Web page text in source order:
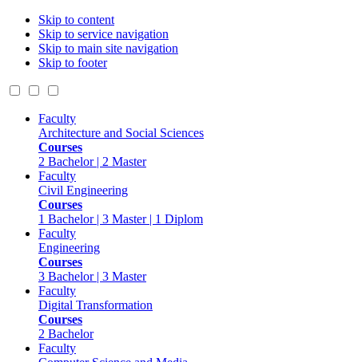
Skip to content
Skip to service navigation
Skip to main site navigation
Skip to footer
Faculty
Architecture and Social Sciences
Courses
2 Bachelor | 2 Master
Faculty
Civil Engineering
Courses
1 Bachelor | 3 Master | 1 Diplom
Faculty
Engineering
Courses
3 Bachelor | 3 Master
Faculty
Digital Transformation
Courses
2 Bachelor
Faculty